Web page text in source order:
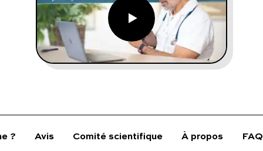
01 86 65 17 33
contact@charles.co
? Avis Comité scientifique À propos FAQ